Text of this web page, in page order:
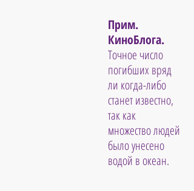
Прим.
КиноБлога.
Точное число
погибших вряд
ли когда-либо
станет известно,
так как
множество людей
было унесено
водой в океан.